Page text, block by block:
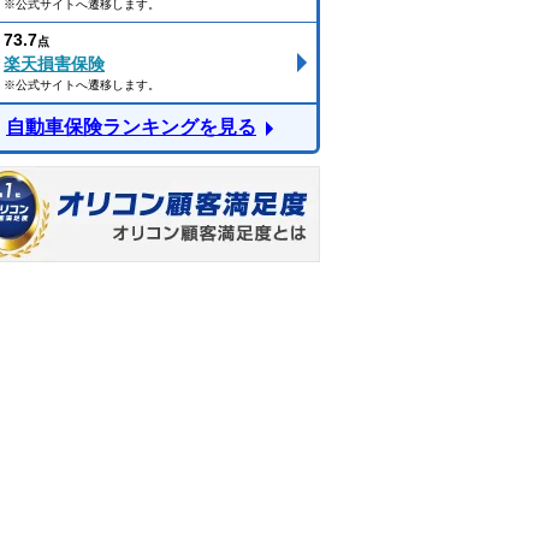
※公式サイトへ遷移します。
73.7点
楽天損害保険
※公式サイトへ遷移します。
自動車保険ランキングを見る